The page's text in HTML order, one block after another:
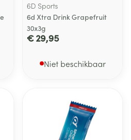
6D Sports
6d Xtra Drink Grapefruit
30x3g
€ 29,95
Niet beschikbaar